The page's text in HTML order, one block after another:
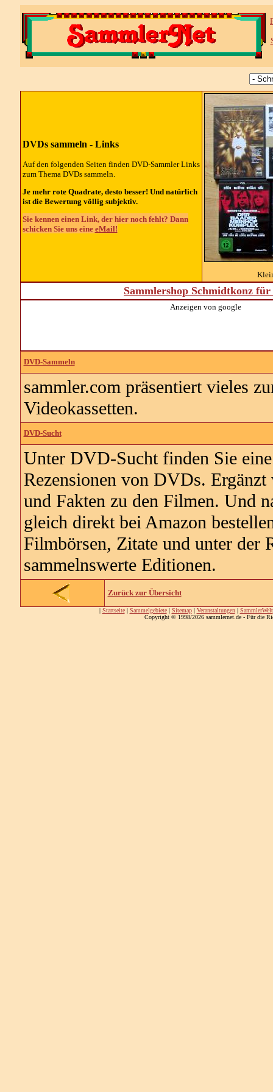
DVDs sammeln - Links
Auf den folgenden Seiten finden DVD-Sammler Links
zum Thema DVDs sammeln.
Je mehr rote Quadrate, desto besser! Und natürlich
ist die Bewertung völlig subjektiv.
Sie kennen einen Link, der hier noch fehlt? Dann
schicken Sie uns eine eMail!
Sammlershop Schmidtkonz
Anzeigen von google
DVD-Sammeln
sammler.com präsentiert vieles
Videokassetten.
DVD-Sucht
Unter DVD-Sucht finden Sie
Rezensionen von DVDs.
und Fakten zu den Filmen. Und
gleich direkt bei Amazon
Filmbörsen, Zitate und unter der
sammelnswerte Editionen.
Zurück zur Übersicht
| Startseite| Sammelgebiete| Sitemap| Veranstaltungen| SammlerWelt
Copyright © 1998/2026 sammlernet.de - Für die